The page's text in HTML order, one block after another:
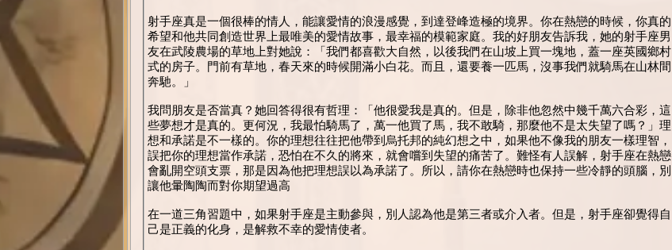
射手座真是一個很棒的情人，能讓愛情的浪漫感覺，到達登峰造極的境界。你在熱戀的時候，你真的
希望和他共同創造世界上最唯美的愛情故事，最幸福的模範家庭。我的好朋友告訴我，她的射手座男
友在武陵農場的草地上對她說：「我們都喜歡大自然，以後我們在山坡上買一塊地，蓋一座英國鄉村
式的房子。門前有草地，春天來的時候開滿小白花。而且，還要養一匹馬，沒事我們就騎馬在山林間
奔馳。」
我問朋友是否當真？她回答得很有哲理：「他很愛我是真的。但是，除非他忽然中幾千萬六合彩，這
些夢想才是真的。更何況，我最怕騎馬了，萬一他買了馬，我不敢騎，那麼他不是太失望了嗎？」理
想和承諾是不一樣的。你的理想往往把他帶到烏托邦的純幻想之中，如果他不像我的朋友一樣理智，
誤把你的理想當作承諾，恐怕在不久的將來，就會嚐到失望的痛苦了。難怪有人誤解，射手座在熱戀
會亂開空頭支票，那是因為他把理想誤以為承諾了。所以，請你在熱戀時也保持一些冷靜的頭腦，別
讓他暈陶陶而對你期望過高
在一道三角習題中，如果射手座是主動參與，別人認為他是第三者或介入者。但是，射手座卻覺得自
己是正義的化身，是解救不幸的愛情使者。